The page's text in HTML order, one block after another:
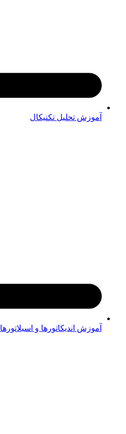
آموزش تحلیل تکنیکال
آموزش اندیکاتورها و اسیلاتورها